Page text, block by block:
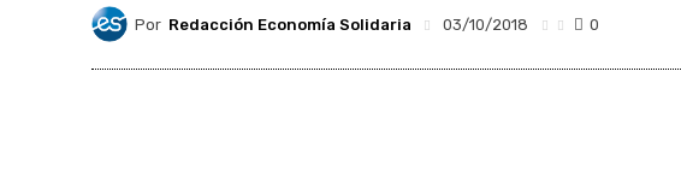
Por Redacción Economía Solidaria 03/10/2018 0